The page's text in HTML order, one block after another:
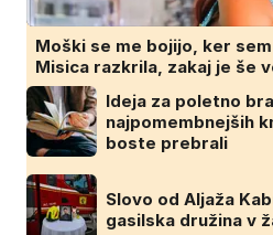
Moški se me bojijo, ker
Misica razkrila, zakaj je še
Ideja za poletno
najpomembnejših
boste prebrali
Slovo od Aljaža
gasilska družina v